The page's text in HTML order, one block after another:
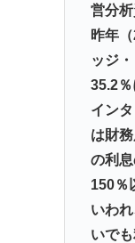
営分析
昨年
ッジ
35.2％
イン
は財
の利息
150％
いわ
いで